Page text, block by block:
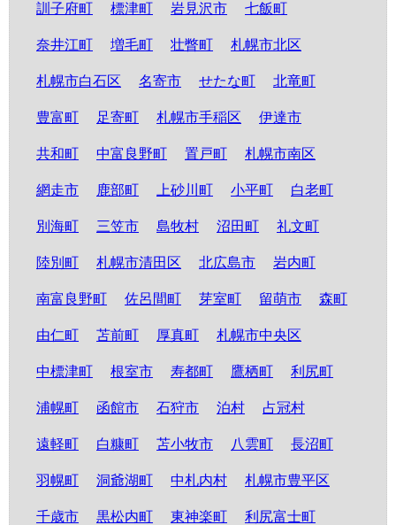
訓子府町 標津町 岩見沢市 七飯町
奈井江町 増毛町 壮瞥町 札幌市北区
札幌市白石区 名寄市 せたな町 北竜町
豊富町 足寄町 札幌市手稲区 伊達市
共和町 中富良野町 置戸町 札幌市南区
網走市 鹿部町 上砂川町 小平町 白老町
別海町 三笠市 島牧村 沼田町 礼文町
陸別町 札幌市清田区 北広島市 岩内町
南富良野町 佐呂間町 芽室町 留萌市 森町
由仁町 苫前町 厚真町 札幌市中央区
中標津町 根室市 寿都町 鷹栖町 利尻町
浦幌町 函館市 石狩市 泊村 占冠村
遠軽町 白糠町 苫小牧市 八雲町 長沼町
羽幌町 洞爺湖町 中札内村 札幌市豊平区
千歳市 黒松内町 東神楽町 利尻富士町